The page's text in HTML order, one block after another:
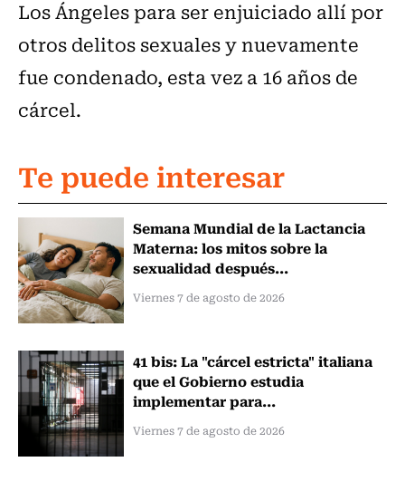
Los Ángeles para ser enjuiciado allí por
otros delitos sexuales y nuevamente
fue condenado, esta vez a 16 años de
cárcel.
Te puede interesar
Semana Mundial de la Lactancia
Materna: los mitos sobre la
sexualidad después...
Viernes 7 de agosto de 2026
41 bis: La "cárcel estricta" italiana
que el Gobierno estudia
implementar para...
Viernes 7 de agosto de 2026